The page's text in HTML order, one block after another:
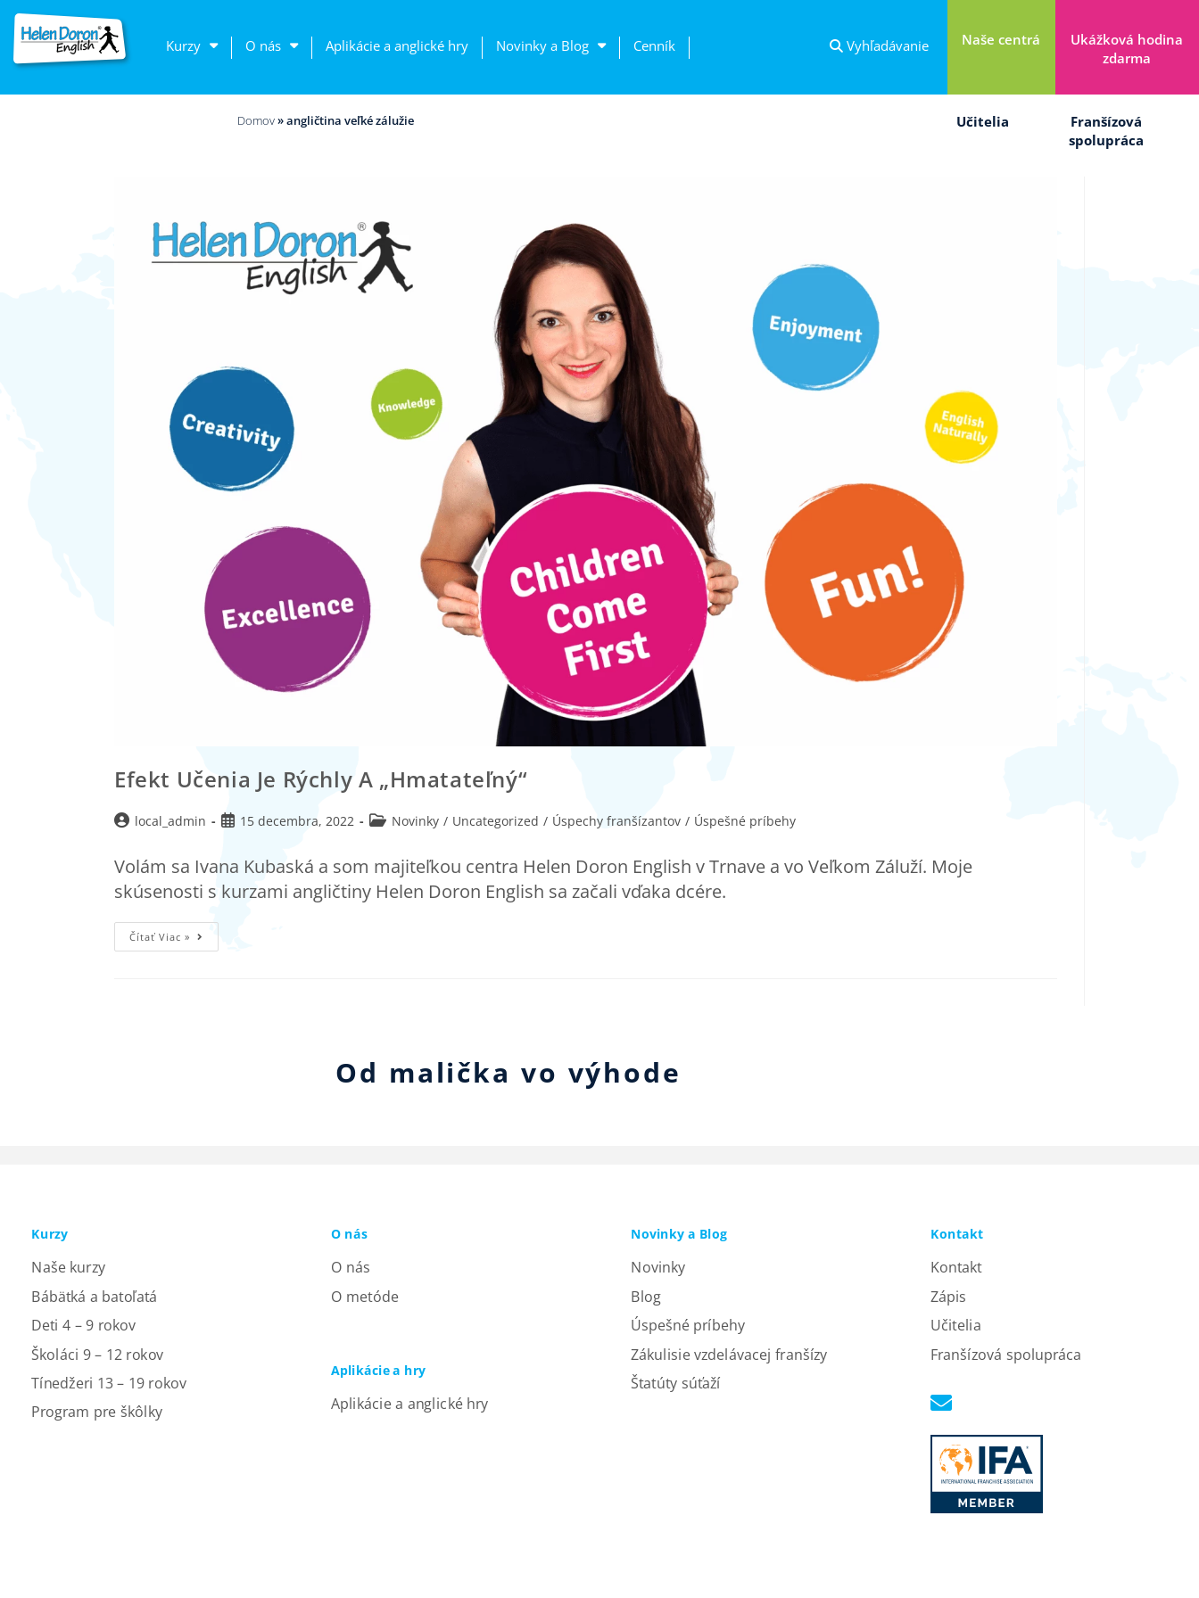
Kurzy O nás Aplikácie a anglické hry Novinky a Blog Cenník Vyhľadávanie Naše centrá
Ukážková hodina
zdarma
Domov»angličtina veľké zálužie Učitelia
Franšízová
spolupráca
Efekt Učenia Je Rýchly A „hmatateľný“
local_admin 15 decembra, 2022 Novinky / Uncategorized / Úspechy franšízantov / Úspešné príbehy
Volám sa Ivana Kubaská a som majiteľkou centra Helen Doron English v Trnave a vo Veľkom Záluží. Moje
skúsenosti s kurzami angličtiny Helen Doron English sa začali vďaka dcére.
Čítať Viac »
Od malička vo výhode
Kurzy
Naše kurzy
Bábätká a batoľatá
Deti 4 – 9 rokov
Školáci 9 – 12 rokov
Tínedžeri 13 – 19 rokov
Program pre škôlky
O nás
O nás
O metóde
Aplikácie a hry
Aplikácie a anglické hry
Novinky a Blog
Novinky
Blog
Úspešné príbehy
Zákulisie vzdelávacej franšízy
Štatúty súťaží
Kontakt
Kontakt
Zápis
Učitelia
Franšízová spolupráca